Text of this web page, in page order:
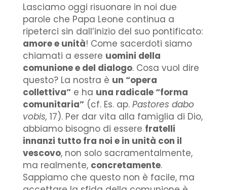
Lasciamo oggi risuonare in noi due
parole che Papa Leone continua a
ripeterci sin dall’inizio del suo pontificato:
amore e unità! Come sacerdoti siamo
chiamati a essere uomini della
comunione e del dialogo. Cosa vuol dire
questo? La nostra è un “opera
collettiva” e ha una radicale “forma
comunitaria” (cf. Es. ap. Pastores dabo
vobis, 17). Per dar vita alla famiglia di Dio,
abbiamo bisogno di essere fratelli
innanzi tutto fra noi e in unità con il
vescovo, non solo sacramentalmente,
ma realmente, concretamente.
Sappiamo che questo non è facile, ma